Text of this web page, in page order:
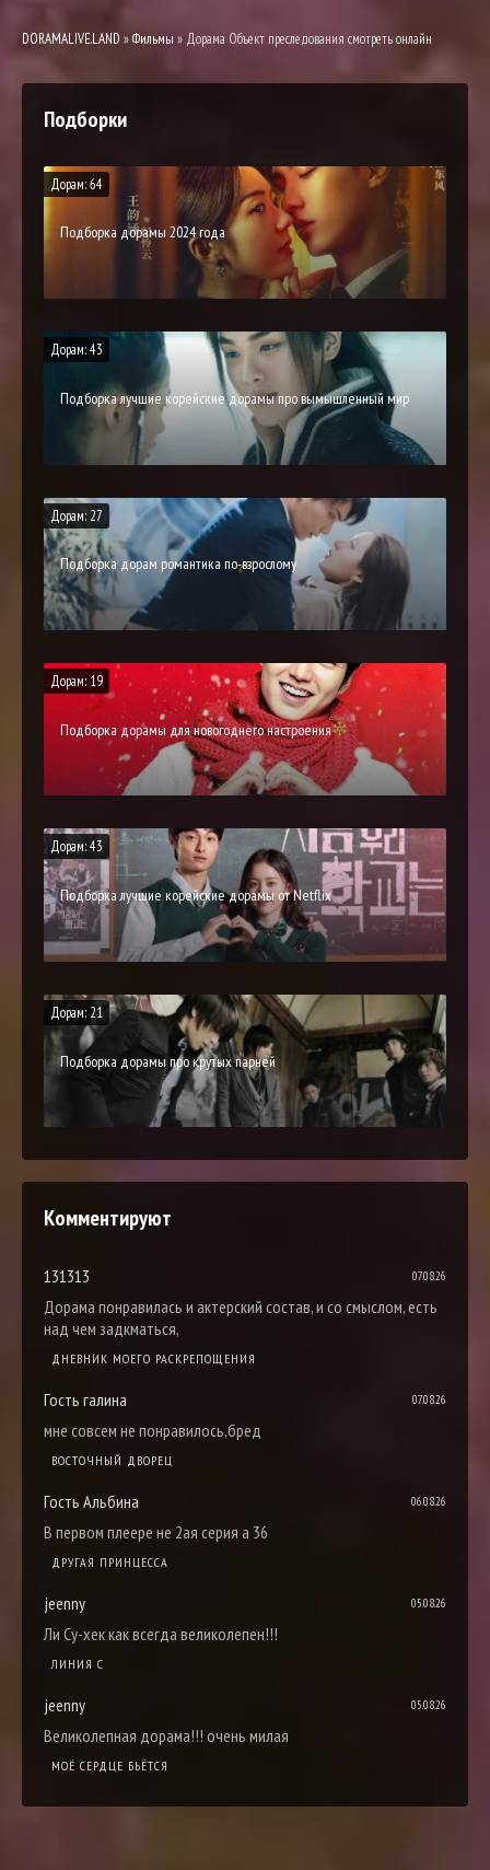
DORAMALIVE.LAND »Фильмы » Дорама Объект преследования смотреть онлайн
Подборки
Дорам: 64
Подборка дорамы 2024 года
Дорам: 43
Подборка лучшие корейские дорамы про вымышленный мир
Дорам: 27
Подборка дорам романтика по-взрослому
Дорам: 19
Подборка дорамы для новогоднего настроения
Дорам: 43
Подборка лучшие корейские дорамы от Netflix
Дорам: 21
Подборка дорамы про крутых парней
Комментируют
131313 07.08.26
Дорама понравилась и актерский состав, и со смыслом, есть
над чем задкматься,
ДНЕВНИК МОЕГО РАСКРЕПОЩЕНИЯ
Гость галина 07.08.26
мне совсем не понравилось,бред
ВОСТОЧНЫЙ ДВОРЕЦ
Гость Альбина 06.08.26
В первом плеере не 2ая серия а 36
ДРУГАЯ ПРИНЦЕССА
jeenny 05.08.26
Ли Су-хек как всегда великолепен!!!
ЛИНИЯ С
jeenny 05.08.26
Великолепная дорама!!! очень милая
МОЁ СЕРДЦЕ БЬЁТСЯ